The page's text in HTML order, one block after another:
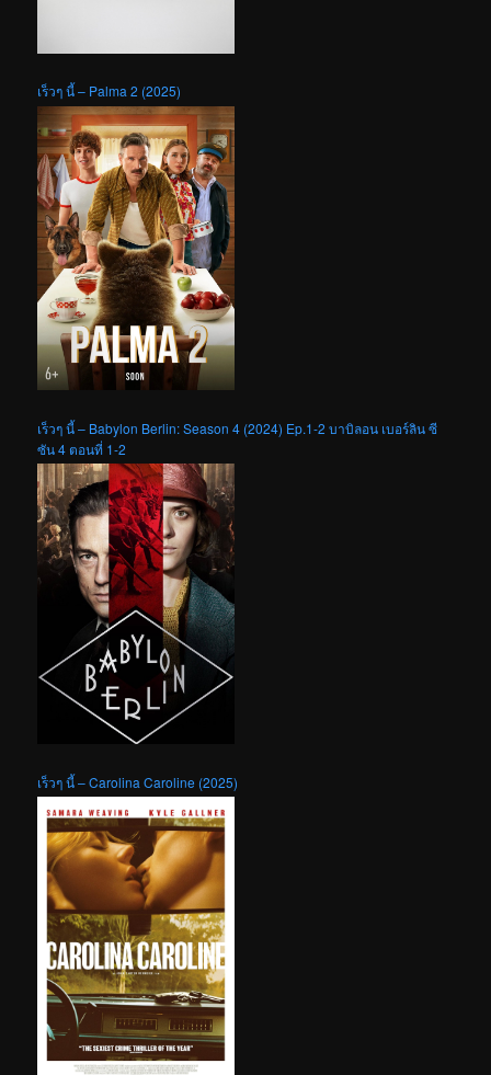
เร็วๆ นี้ – Palma 2 (2025)
เร็วๆ นี้ – Babylon Berlin: Season 4 (2024) Ep.1-2 บาบิลอน เบอร์ลิน ซี
ซัน 4 ตอนที่ 1-2
เร็วๆ นี้ – Carolina Caroline (2025)